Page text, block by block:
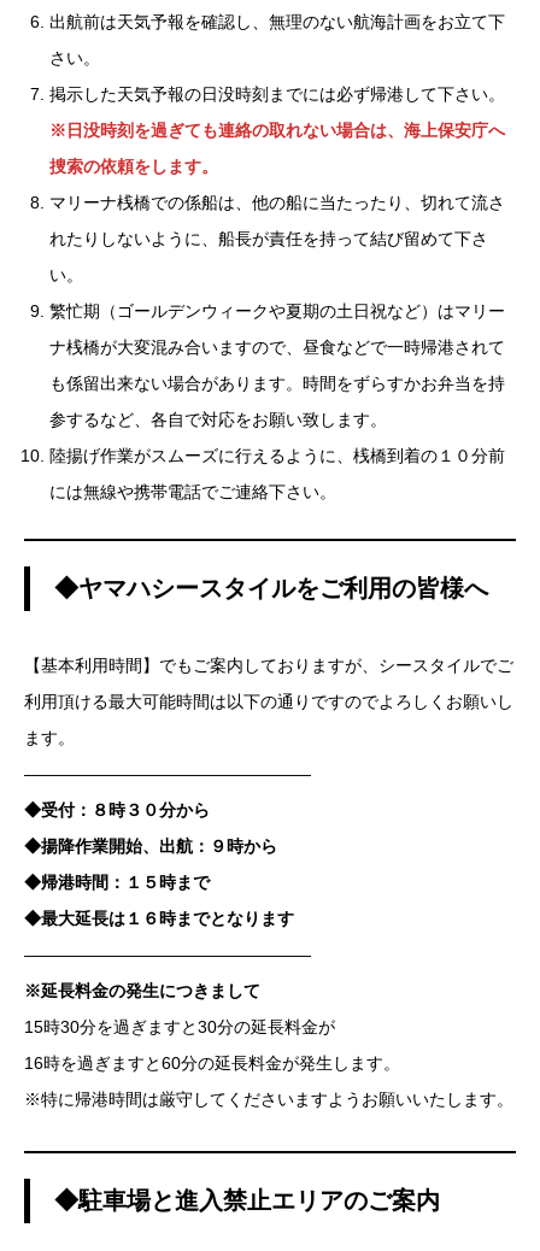
出航前は天気予報を確認し、無理のない航海計画をお立て下
さい。
掲示した天気予報の日没時刻までには必ず帰港して下さい。
※日没時刻を過ぎても連絡の取れない場合は、海上保安庁へ
捜索の依頼をします。
マリーナ桟橋での係船は、他の船に当たったり、切れて流さ
れたりしないように、船長が責任を持って結び留めて下さ
い。
繁忙期（ゴールデンウィークや夏期の土日祝など）はマリー
ナ桟橋が大変混み合いますので、昼食などで一時帰港されて
も係留出来ない場合があります。時間をずらすかお弁当を持
参するなど、各自で対応をお願い致します。
陸揚げ作業がスムーズに行えるように、桟橋到着の１０分前
には無線や携帯電話でご連絡下さい。
◆ヤマハシースタイルをご利用の皆様へ
【基本利用時間】でもご案内しておりますが、シースタイルでご
利用頂ける最大可能時間は以下の通りですのでよろしくお願いし
ます。
—————————————————
◆受付：８時３０分から
◆揚降作業開始、出航：９時から
◆帰港時間：１５時まで
◆最大延長は１６時までとなります
—————————————————
※延長料金の発生につきまして
15時30分を過ぎますと30分の延長料金が
16時を過ぎますと60分の延長料金が発生します。
※特に帰港時間は厳守してくださいますようお願いいたします。
◆駐車場と進入禁止エリアのご案内